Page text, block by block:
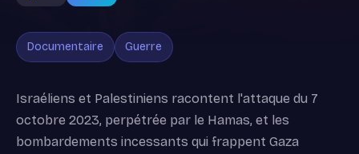
Documentaire Guerre
Israéliens et Palestiniens racontent l'attaque du 7
octobre 2023, perpétrée par le Hamas, et les
bombardements incessants qui frappent Gaza